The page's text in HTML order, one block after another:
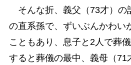
そんな折、義父（73才）の
の直系孫で、ずいぶんかわい
こともあり、息子と2人で葬
すると葬儀の最中、義母（71